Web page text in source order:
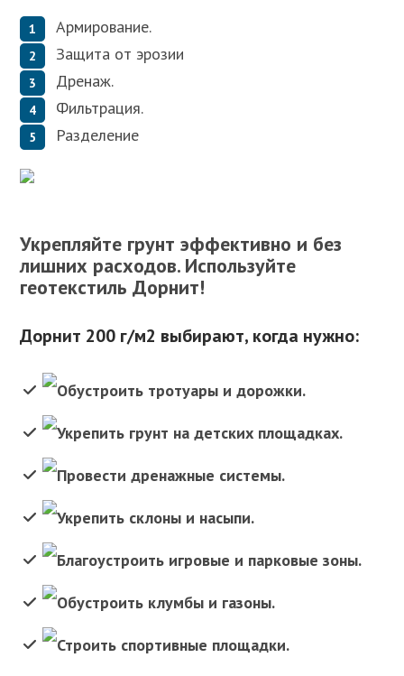
Армирование.
Защита от эрозии
Дренаж.
Фильтрация.
Разделение
Укрепляйте грунт эффективно и без
лишних расходов. Используйте
геотекстиль Дорнит!
Дорнит 200 г/м2 выбирают, когда нужно:
Обустроить тротуары и дорожки.
Укрепить грунт на детских площадках.
Провести дренажные системы.
Укрепить склоны и насыпи.
Благоустроить игровые и парковые зоны.
Обустроить клумбы и газоны.
Строить спортивные площадки.